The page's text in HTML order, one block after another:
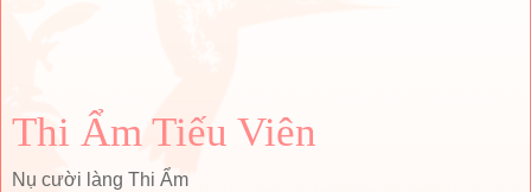
Thi Ẩm Tiếu Viên
Nụ cười làng Thi Ẩm